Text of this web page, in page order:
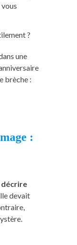
?
une
brèche :
:
décrire
devait